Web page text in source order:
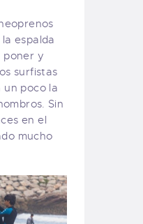
espalda
poner y
surfistas
un poco la
Sin
en el
mucho